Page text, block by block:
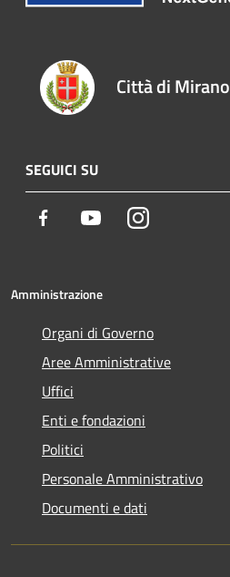
Città di Mirano
SEGUICI SU
Facebook YoutubeInstagram
Amministrazione
Organi di Governo
Aree Amministrative
Uffici
Enti e fondazioni
Politici
Personale Amministrativo
Documenti e dati